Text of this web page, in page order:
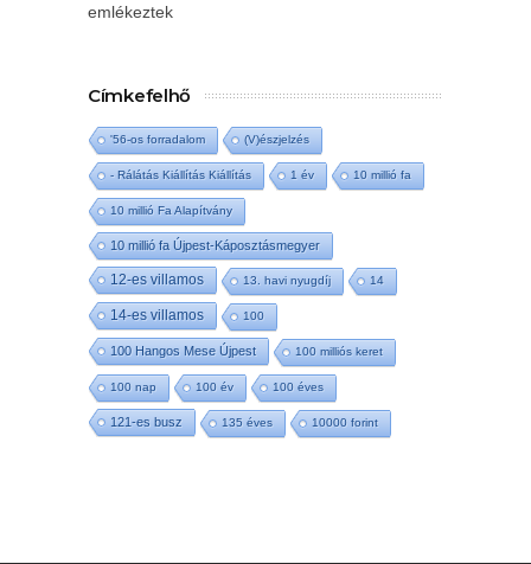
emlékeztek
Címkefelhő
'56-os forradalom (V)észjelzés
- Rálátás Kiállítás Kiállítás 1 év 10 millió fa
10 millió Fa Alapítvány
10 millió fa Újpest-Káposztásmegyer
12-es villamos 13. havi nyugdíj 14
14-es villamos 100
100 Hangos Mese Újpest 100 milliós keret
100 nap 100 év 100 éves
121-es busz 135 éves 10000 forint